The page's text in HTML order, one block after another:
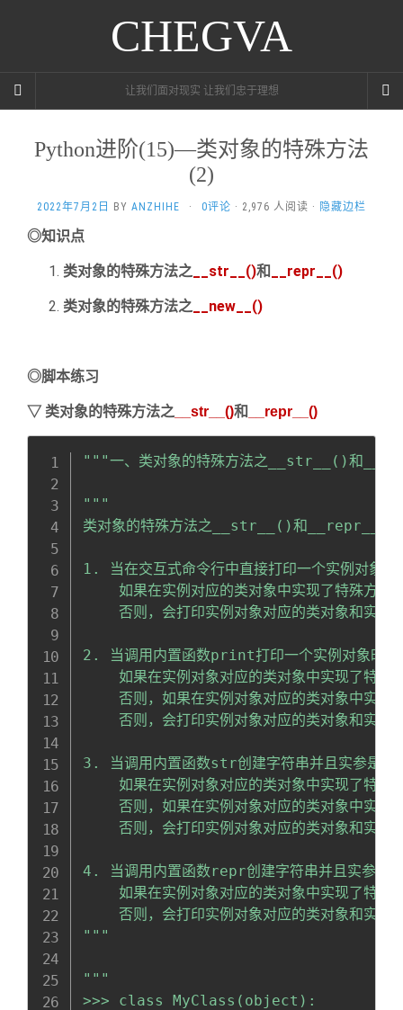
CHEGVA
让我们面对现实 让我们忠于理想
Python进阶(15)—类对象的特殊方法
(2)
2022年7月2日 BY ANZHIHE · 0评论 · 2,976 人阅读 · 隐藏边栏
◎知识点
类对象的特殊方法之 __str__()和 __repr__()
类对象的特殊方法之 __new__()
◎脚本练习
▽类对象的特殊方法之 __str__()和 __repr__()
"""一、类对象的特殊方法之__str__()和
"""
类对象的特殊方法之__str__()和__repr__()用
1. 当在交互式命令行中直接打印一个实例对象时
如果在实例对应的类对象中实现了特殊方
否则，会打印实例对象对应的类对象和实例
2. 当调用内置函数print打印一个实例对象时，
如果在实例对象对应的类对象中实现了特
否则，如果在实例对象对应的类对象中实
否则，会打印实例对象对应的类对象和实例
3. 当调用内置函数str创建字符串并且实参是一
如果在实例对象对应的类对象中实现了特
否则，如果在实例对象对应的类对象中实
否则，会打印实例对象对应的类对象和实例
4. 当调用内置函数repr创建字符串并且实参是
如果在实例对象对应的类对象中实现了特
否则，会打印实例对象对应的类对象和实例
"""
"""
>>> class MyClass(object):
收起